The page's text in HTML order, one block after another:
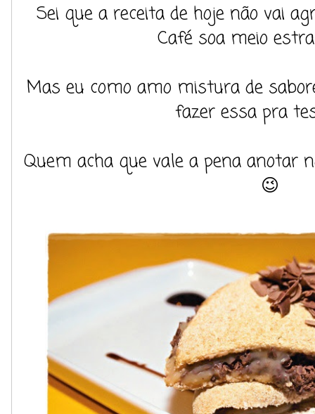
Sei que a receita de hoje não vai
Café soa meio
Mas eu como amo mistura de
fazer essa pra
Quem acha que vale a pena anotar
😉